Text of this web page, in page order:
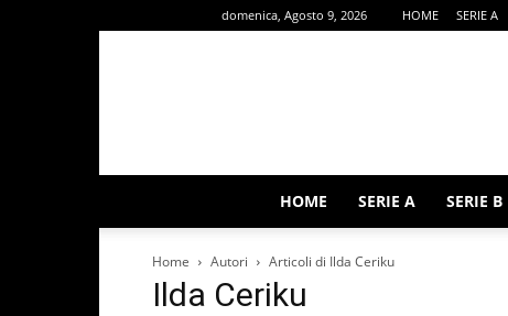
domenica, Agosto 9, 2026 HOME SERIE A
HOME SERIE A SERIE B
Home Autori Articoli di Ilda Ceriku
Ilda Ceriku